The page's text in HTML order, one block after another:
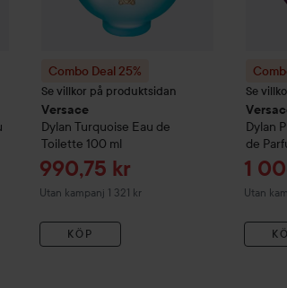
Combo Deal 25%
Se villkor på produktsidan
Versace
Dylan Turquoise Eau de
Toilette 100 ml
Reapris
990,75 kr
Utan kampanj 1 321 kr
KÖP
Se
Dylan
de
1
Utan